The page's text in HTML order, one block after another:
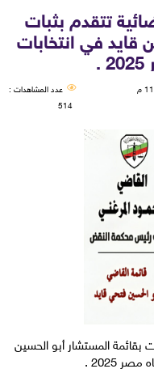
تتقدم بثبات
قايد في انتخابات
.
م
عدد المشاهدات :
514
المستشار أبو الحسين
2025 .